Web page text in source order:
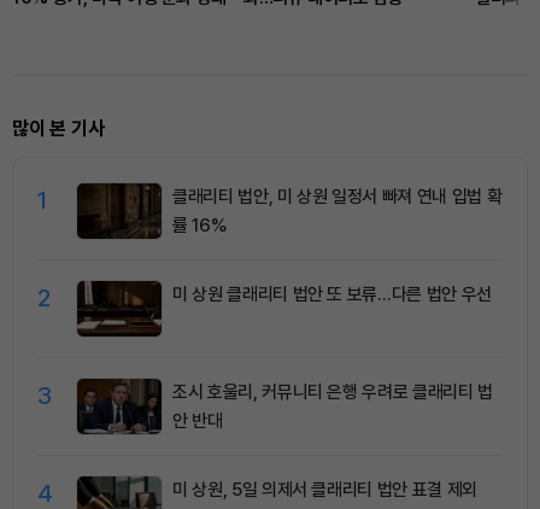
많이 본 기사
1
클래리티 법안, 미 상원 일정서 빠져 연내 입법 확
률 16%
2 미 상원 클래리티 법안 또 보류…다른 법안 우선
3
조시 호울리, 커뮤니티 은행 우려로 클래리티 법
안 반대
4 미 상원, 5일 의제서 클래리티 법안 표결 제외